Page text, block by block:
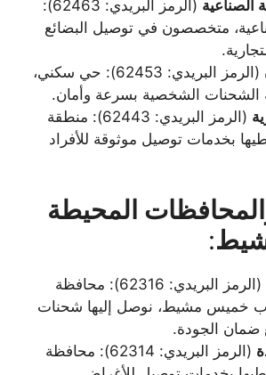
الصناعية
(الرمز البريدي: 62463):
متخصصون في توصيل البضائع
(الرمز البريدي: 62453): حي سكني،
الشحنات الشخصية بسرعة وأمان.
(الرمز البريدي: 62443): منطقة
بخدمات توصيل موثوقة للأفراد
المحيطة
:
(الرمز البريدي: 62316): محافظة
خميس مشيط، نوصل إليها شحنات
ضمان الجودة.
(الرمز البريدي: 62314): محافظة